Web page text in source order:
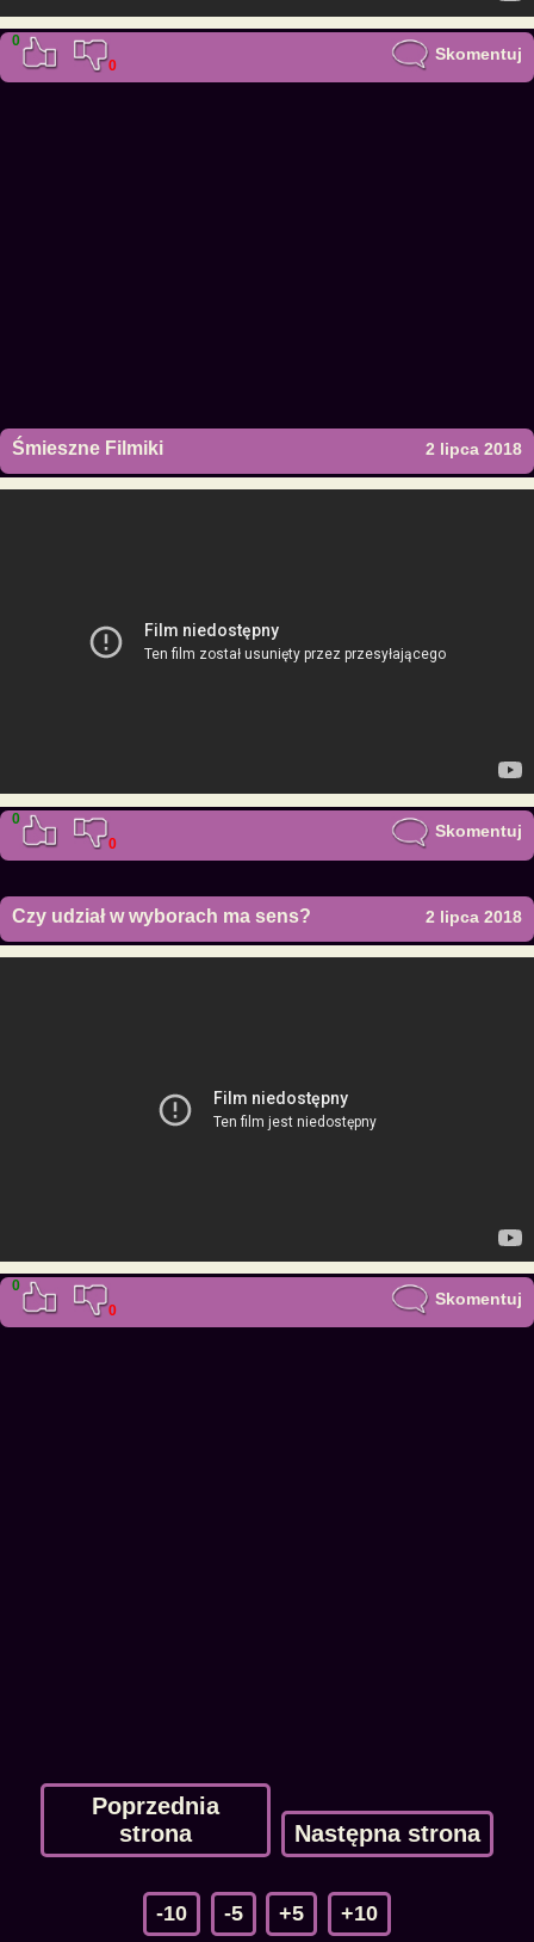
0
0
Skomentuj
Śmieszne Filmiki 2 lipca 2018
0
0
Skomentuj
Czy udział w wyborach ma sens? 2 lipca 2018
0
0
Skomentuj
Poprzednia
strona
Następna strona
-10 -5 +5 +10